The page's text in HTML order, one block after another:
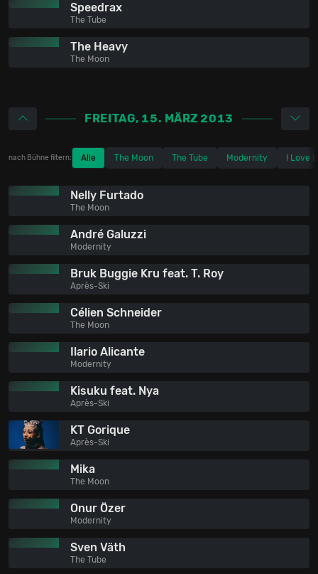
Speedrax
The Tube
The Heavy
The Moon
FREITAG, 15. MÄRZ 2013
nach Bühne filtern: Alle The Moon The Tube Modernity I Love
Nelly Furtado
The Moon
André Galuzzi
Modernity
Bruk Buggie Kru feat. T. Roy
Après-Ski
Célien Schneider
The Moon
Ilario Alicante
Modernity
Kisuku feat. Nya
Après-Ski
KT Gorique
Après-Ski
Mika
The Moon
Onur Özer
Modernity
Sven Väth
The Tube